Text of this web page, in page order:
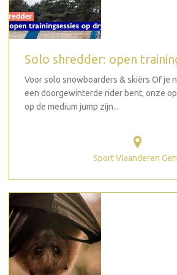
Solo shredder: open
Voor solo snowboarders & skiërs Of je
een doorgewinterde rider bent, onze
op de medium jump zijn...
Sport Vlaanderen